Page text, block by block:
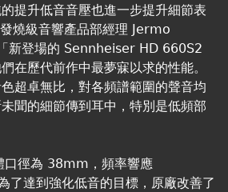
提升低音音壓也進一步提升細節表
燒級音響產品部經理 Jermo
新登場的 Sennheiser HD 660S2
在歷代前作中最夢寐以求的性能。
超卓無比，對各頻譜範圍的聲音均
聞的細節傳到耳中，特別是低頻部
口徑為 38mm，頻率響應
達到強化低音的目標，原廠改善了